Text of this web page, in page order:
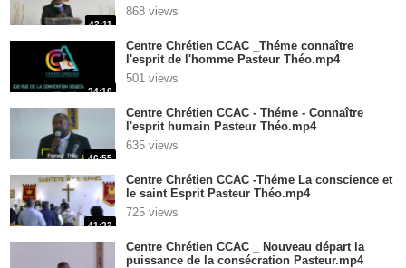
42:11
868 views
34:10
Centre Chrétien CCAC _Théme connaître
l'esprit de l'homme Pasteur Théo.mp4
501 views
46:55
Centre Chrétien CCAC - Théme - Connaître
l'esprit humain Pasteur Théo.mp4
635 views
41:32
Centre Chrétien CCAC -Théme La conscience et
le saint Esprit Pasteur Théo.mp4
725 views
Centre Chrétien CCAC _ Nouveau départ la
puissance de la consécration Pasteur.mp4